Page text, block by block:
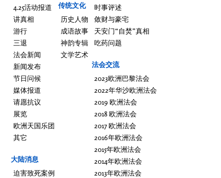
4.25活动报道
讲真相
游行
三退
法会新闻
新闻发布
节日问候
媒体报道
请愿抗议
展览
欧洲天国乐团
其它
大陆消息
迫害致死案例
传统文化
历史人物
成语故事
神韵专辑
文学艺术
时事评述
敛财与豪宅
天安门“自焚”真相
吃药问题
法会交流
2023欧洲巴黎法会
2022年华沙欧洲法会
2019 欧洲法会
2018 欧洲法会
2017 欧洲法会
2016年欧洲法会
2015年欧洲法会
2014年欧洲法会
2013年欧洲法会